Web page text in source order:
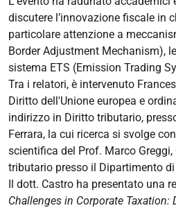
discutere l’innovazione fiscale in
particolare attenzione a
Border Adjustment Mechanism),
sistema ETS (Emission Trading
Tra i relatori, è intervenuto
Diritto dell'Unione europea e
indirizzo in Diritto tributario,
Ferrara, la cui ricerca si svolge
scientifica del Prof. Marco
tributario presso il Dipartimento
Il dott. Castro ha presentato una
Challenges in Corporate